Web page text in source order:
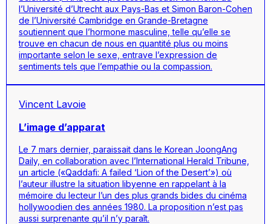
l’Université d’Utrecht aux Pays-Bas et Simon Baron-Cohen
de l’Université Cambridge en Grande-Bretagne
soutiennent que l’hormone masculine, telle qu’elle se
trouve en chacun de nous en quantité plus ou moins
importante selon le sexe, entrave l’expression de
sentiments tels que l’empathie ou la compassion.
Vincent Lavoie
L’image d’apparat
Le 7 mars dernier, paraissait dans le Korean JoongAng
Daily, en collaboration avec l’International Herald Tribune,
un article («Qaddafi: A failed ‘Lion of the Desert’») où
l’auteur illustre la situation libyenne en rappelant à la
mémoire du lecteur l’un des plus grands bides du cinéma
hollywoodien des années 1980. La proposition n’est pas
aussi surprenante qu’il n’y paraît.